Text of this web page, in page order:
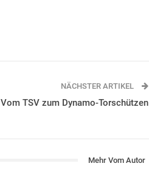
NÄCHSTER ARTIKEL
Vom TSV zum Dynamo-Torschützen
Mehr Vom Autor